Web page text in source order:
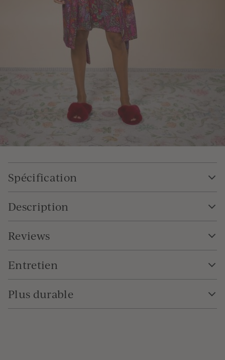
Spécification
Description
Reviews
Entretien
Plus durable